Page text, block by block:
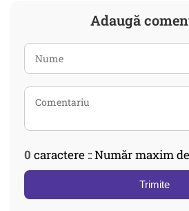
Adaugă
0 caractere :: Număr maxim
Trimite